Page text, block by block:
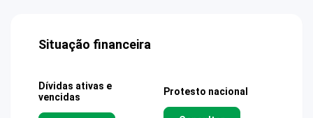
Situação financeira
Dívidas ativas e
vencidas
Protesto nacional